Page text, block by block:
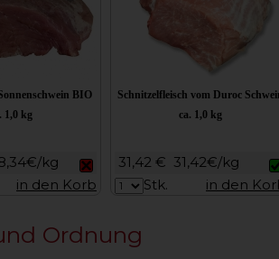
BIO
1,0 kg
kg
in den Korb
Schnitzelfleisch vom Duroc
ca. 1,0 kg
31,42 € 31,42€/kg
Stk.
in den
Ordnung